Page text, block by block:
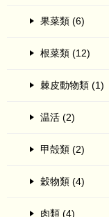
果菜類 (6)
根菜類 (12)
棘皮動物類 (1)
温活 (2)
甲殻類 (2)
穀物類 (4)
肉類 (4)